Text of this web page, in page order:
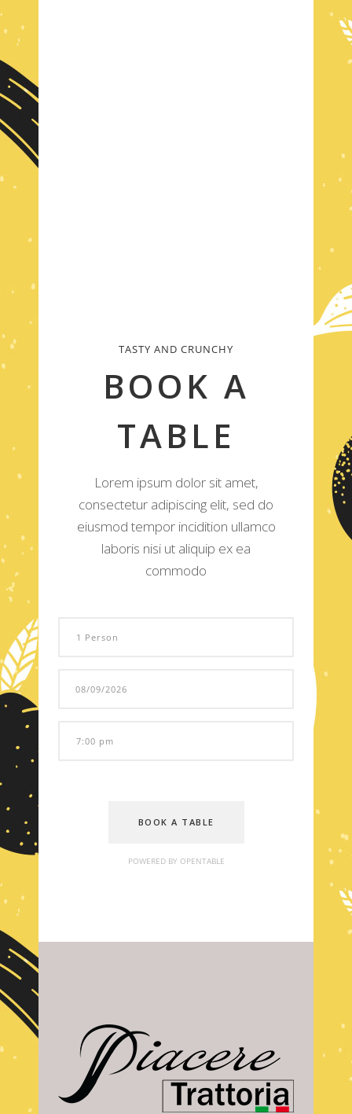
TASTY AND CRUNCHY
BOOK A
TABLE
Lorem ipsum dolor sit amet,
consectetur adipiscing elit, sed do
eiusmod tempor incidition ullamco
laboris nisi ut aliquip ex ea
commodo
BOOK A TABLE
POWERED BY OPENTABLE